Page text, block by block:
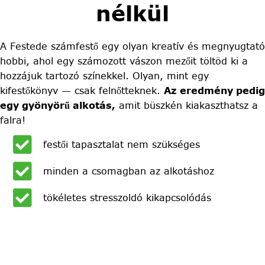
nélkül
A Festede számfestő egy olyan kreatív és megnyugtató
hobbi, ahol egy számozott vászon mezőit töltöd ki a
hozzájuk tartozó színekkel. Olyan, mint egy
kifestőkönyv — csak felnőtteknek. Az eredmény pedig
egy gyönyörű alkotás, amit büszkén kiakaszthatsz a
falra!
festői tapasztalat nem szükséges
minden a csomagban az alkotáshoz
tökéletes stresszoldó kikapcsolódás